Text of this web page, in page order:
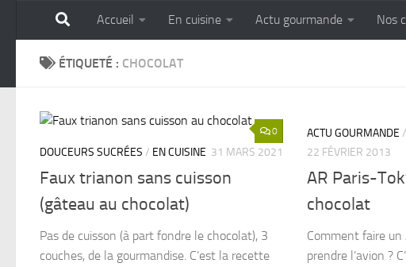
Skip to content
GOURMANDISE SANS
Accueil En cuisine Actu gourmande Nos
ÉTIQUETÉ : CHOCOLAT
0
DOUCEURS SUCRÉES / EN CUISINE 31 MARS 2021
Faux trianon sans cuisson
(gâteau au chocolat)
Pas de cuisson (à part fondre le chocolat), 3
couches, de la gourmandise. C’est la recette
ACTU GOURMANDE /
22 FÉVRIER 2013
AR Paris-
chocolat
Comment faire un
prendre l’avion ?